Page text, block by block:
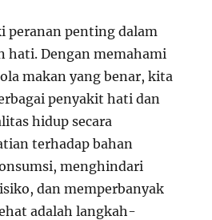
peranan penting dalam
hati. Dengan memahami
makan yang benar, kita
penyakit hati dan
hidup secara
terhadap bahan
menghindari
dan memperbanyak
adalah langkah-